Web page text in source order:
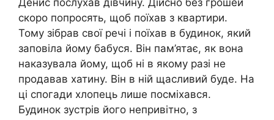
скоро попросять, щоб поїхав з квартири.
Тому зібрав свої речі і поїхав в будинок, який
заповіла йому бабуся. Він пам’ятає, як вона
наказувала йому, щоб ні в якому разі не
продавав хатину. Він в ній щасливий буде. На
ці спогади хлопець лише посміхався.
Будинок зустрів його непривітно, з